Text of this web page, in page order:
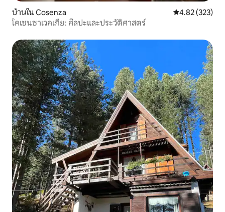
บ้านใน Cosenza คะแนนเฉลี่ย
4.82 (323)
โคเซนซาเวคเกีย: ศิลปะและประวัติศาสตร์